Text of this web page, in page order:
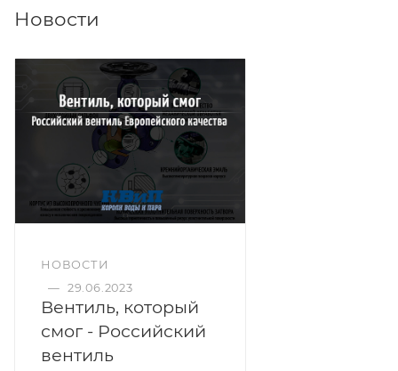
Новости
НОВОСТИ
— 29.06.2023
Вентиль, который
смог - Российский
вентиль